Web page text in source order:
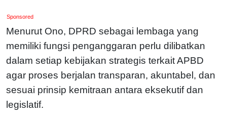
Sponsored
Menurut Ono, DPRD sebagai lembaga yang
memiliki fungsi penganggaran perlu dilibatkan
dalam setiap kebijakan strategis terkait APBD
agar proses berjalan transparan, akuntabel, dan
sesuai prinsip kemitraan antara eksekutif dan
legislatif.